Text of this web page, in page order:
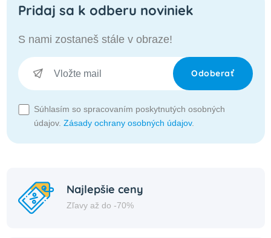
Pridaj sa k odberu noviniek
S nami zostaneš stále v obraze!
Odoberať
Súhlasím so spracovaním poskytnutých osobných
údajov. Zásady ochrany osobných údajov.
Najlepšie ceny
Zľavy až do -70%